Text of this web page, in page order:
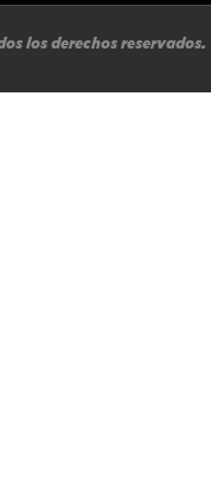
los derechos reservados.